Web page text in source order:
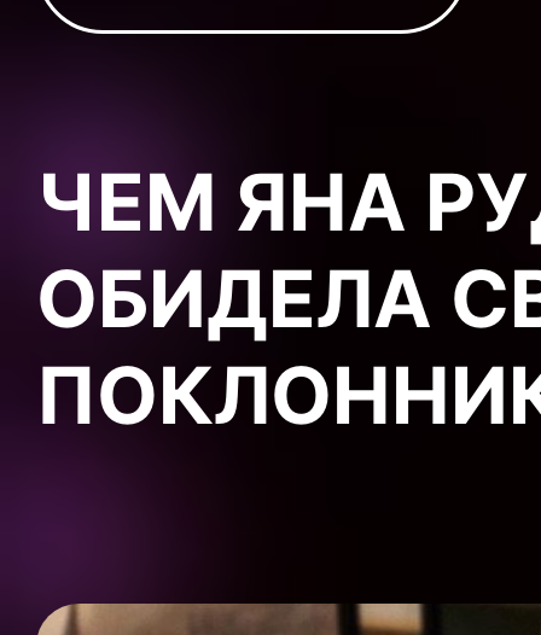
ЧЕМ ЯНА
ОБИДЕЛА